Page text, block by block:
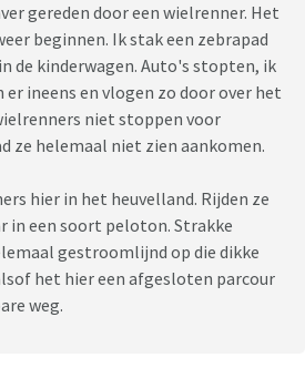
gereden door een wielrenner. Het
beginnen. Ik stak een zebrapad
de kinderwagen. Auto's stopten, ik
ineens en vlogen zo door over het
niet stoppen voor
ze helemaal niet zien aankomen.
hier in het heuvelland. Rijden ze
in een soort peloton. Strakke
gestroomlijnd op die dikke
het hier een afgesloten parcour
weg.